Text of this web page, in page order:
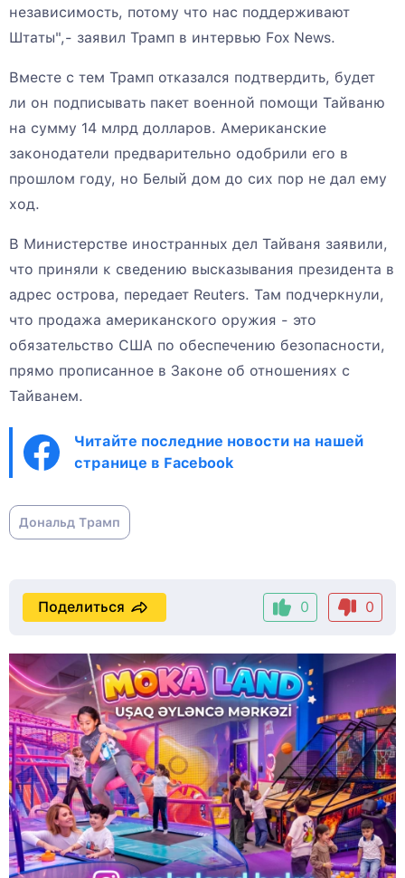
независимость, потому что нас поддерживают
Штаты",- заявил Трамп в интервью Fox News.
Вместе с тем Трамп отказался подтвердить, будет
ли он подписывать пакет военной помощи Тайваню
на сумму 14 млрд долларов. Американские
законодатели предварительно одобрили его в
прошлом году, но Белый дом до сих пор не дал ему
ход.
В Министерстве иностранных дел Тайваня заявили,
что приняли к сведению высказывания президента в
адрес острова, передает Reuters. Там подчеркнули,
что продажа американского оружия - это
обязательство США по обеспечению безопасности,
прямо прописанное в Законе об отношениях с
Тайванем.
Читайте последние новости на нашей
странице в Facebook
Дональд Трамп
0 0
Поделиться